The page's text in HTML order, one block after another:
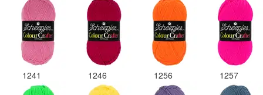
1241 1246 1256 1257